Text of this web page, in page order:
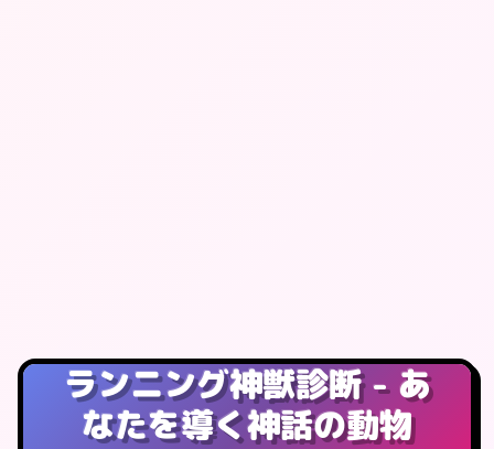
ランニング神獣診断 - あ
なたを導く神話の動物